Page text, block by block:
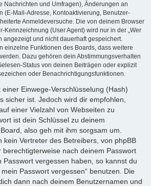
Nachrichten und Umfragen), Änderungen an
(E-Mail-Adresse, Kontoaktivierung, Benutzer-
Anmeldeversuche. Die von deinem Browser
Kennzeichnung (User Agent) wird nur in der „Wer
angezeigt und nicht dauerhaft gespeichert.
einzelne Funktionen des Boards, dass weitere
Dazu gehören dein Abstimmungsverhalten
Status von deinen Beiträgen oder explizit
oder Benachrichtigungsfunktionen.
Einwege-Verschlüsselung (Hash)
sicher ist. Jedoch wird dir empfohlen,
einer Vielzahl von Webseiten zu
ist dein Schlüssel zu deinem
also geh mit ihm sorgsam um.
kein Vertreter des Betreibers, von phpBB
berechtigterweise nach deinem Passwort
Passwort vergessen haben, so kannst du
Passwort vergessen“ benutzen. Die
dann nach deinem Benutzernamen und